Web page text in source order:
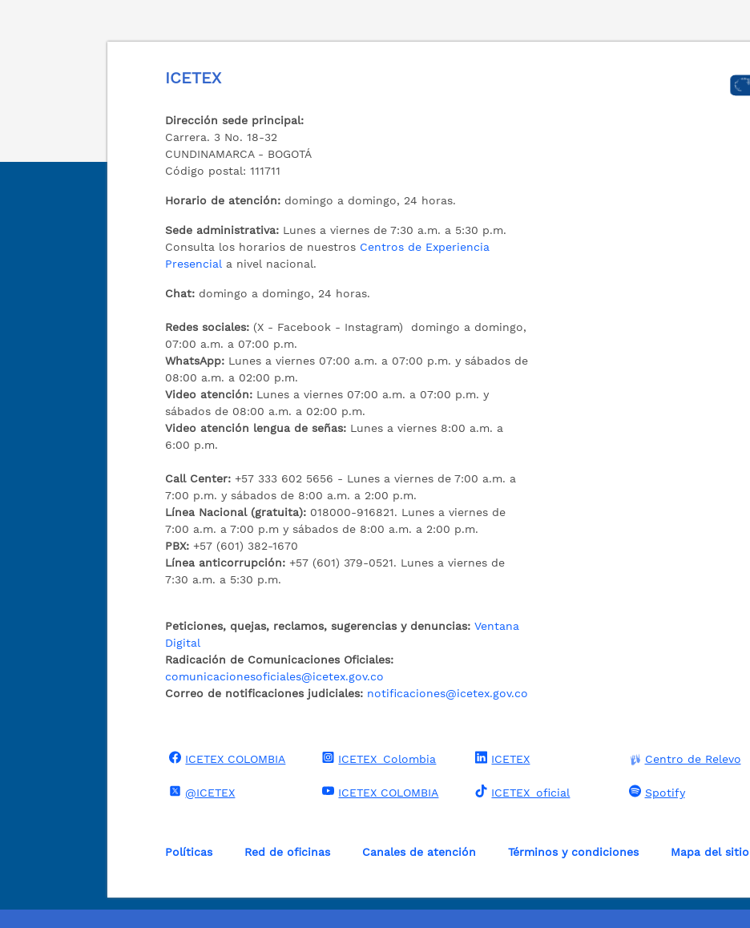
ICETEX
Dirección sede principal:
Carrera. 3 No. 18-32
CUNDINAMARCA - BOGOTÁ
Código postal: 111711
Horario de atención: domingo a domingo, 24 horas.
Sede administrativa: Lunes a viernes de 7:30 a.m. a 5:30 p.m.
Consulta los horarios de nuestros Centros de Experiencia
Presencial a nivel nacional.
Chat: domingo a domingo, 24 horas.
Redes sociales: (X - Facebook - Instagram) domingo a domingo,
07:00 a.m. a 07:00 p.m.
WhatsApp: Lunes a viernes 07:00 a.m. a 07:00 p.m. y sábados de
08:00 a.m. a 02:00 p.m.
Video atención: Lunes a viernes 07:00 a.m. a 07:00 p.m. y
sábados de 08:00 a.m. a 02:00 p.m.
Video atención lengua de señas: Lunes a viernes 8:00 a.m. a
6:00 p.m.
Call Center:+57 333 602 5656 - Lunes a viernes de 7:00 a.m. a
7:00 p.m. y sábados de 8:00 a.m. a 2:00 p.m.
Línea Nacional (gratuita): 018000-916821. Lunes a viernes de
7:00 a.m. a 7:00 p.m y sábados de 8:00 a.m. a 2:00 p.m.
PBX:+57 (601) 382-1670
Línea anticorrupción:+57 (601) 379-0521. Lunes a viernes de
7:30 a.m. a 5:30 p.m.
Peticiones, quejas, reclamos, sugerencias y denuncias: Ventana
Digital
Radicación de Comunicaciones Oficiales:
comunicacionesoficiales@icetex.gov.co
Correo de notificaciones judiciales: notificaciones@icetex.gov.co
ICETEX COLOMBIA
@ICETEX
ICETEX_Colombia
ICETEX COLOMBIA
ICETEX
ICETEX_oficial
Centro de Relevo
Spotify
Políticas Red de oficinas Canales de atención Términos y condiciones Mapa del sitio